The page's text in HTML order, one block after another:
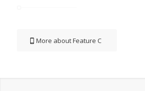
More about Feature C